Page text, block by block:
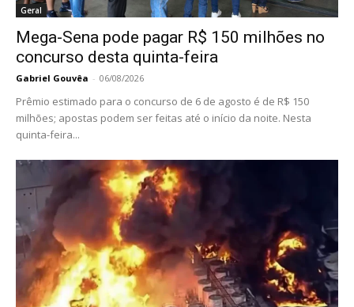
Geral
Mega-Sena pode pagar R$ 150 milhões no
concurso desta quinta-feira
Gabriel Gouvêa - 06/08/2026
Prêmio estimado para o concurso de 6 de agosto é de R$ 150
milhões; apostas podem ser feitas até o início da noite. Nesta
quinta-feira...